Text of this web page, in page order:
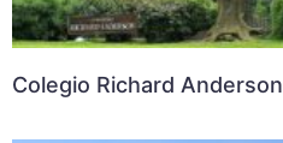
Colegio Richard Anderson